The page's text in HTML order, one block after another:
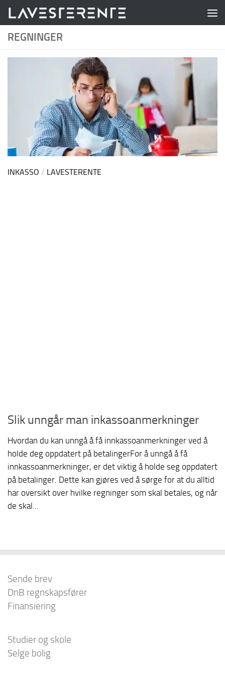
Skip to content
REGNINGER
INKASSO / LAVESTERENTE
Slik unngår man inkassoanmerkninger
Hvordan du kan unngå å få innkassoanmerkninger ved å
holde deg oppdatert på betalingerFor å unngå å få
innkassoanmerkninger, er det viktig å holde seg oppdatert
på betalinger. Dette kan gjøres ved å sørge for at du alltid
har oversikt over hvilke regninger som skal betales, og når
de skal...
Sende brev
DnB regnskapsfører
Finansiering
Studier og skole
Selge bolig